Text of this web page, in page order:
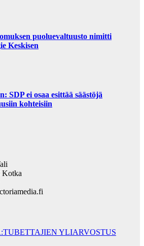
puoluevaltuusto nimitti
Keskisen
SDP ei osaa esittää säästöjä
kohteisiin
Kotka
YLIARVOSTUS